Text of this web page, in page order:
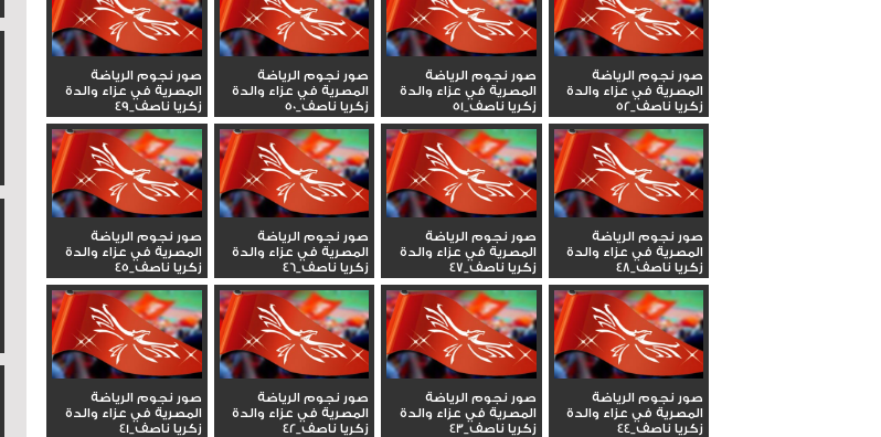
صور نجوم الرياضة
المصرية في عزاء والدة
زكريا ناصف_52
صور نجوم الرياضة
المصرية في عزاء والدة
زكريا ناصف_51
صور نجوم الرياضة
المصرية في عزاء والدة
زكريا ناصف_50
صور نجوم الرياضة
المصرية في عزاء والدة
زكريا ناصف_49
صور نجوم الرياضة
المصرية في عزاء والدة
زكريا ناصف_48
صور نجوم الرياضة
المصرية في عزاء والدة
زكريا ناصف_47
صور نجوم الرياضة
المصرية في عزاء والدة
زكريا ناصف_46
صور نجوم الرياضة
المصرية في عزاء والدة
زكريا ناصف_45
صور نجوم الرياضة
المصرية في عزاء والدة
زكريا ناصف_44
صور نجوم الرياضة
المصرية في عزاء والدة
زكريا ناصف_43
صور نجوم الرياضة
المصرية في عزاء والدة
زكريا ناصف_42
صور نجوم الرياضة
المصرية في عزاء والدة
زكريا ناصف_41